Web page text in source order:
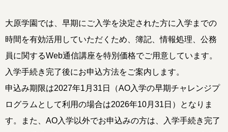
大原学園では、早期にご入学を決定された方に入学までの
時間を有効活用していただくため、簿記、情報処理、 公務
員に関するWeb通信講座を特別価格でご用意しています。
入学手続き完了後にお申込方法をご案内します。
申込み期限は2027年1月31日（AO入学の早期チャレンジプ
ログラムとして利用の場合は2026年10月31日）となりま
す。また、AO入学以外でお申込みの方は、入学手続き完了